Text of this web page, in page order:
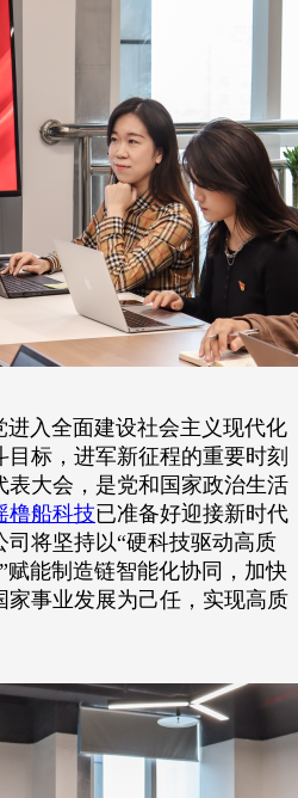
入全面建设社会主义现代化
标，进军新征程的重要时刻
表大会，是党和国家政治生活
橹船科技已准备好迎接新时代
将坚持以“硬科技驱动高质
赋能制造链智能化协同，加快
家事业发展为己任，实现高质